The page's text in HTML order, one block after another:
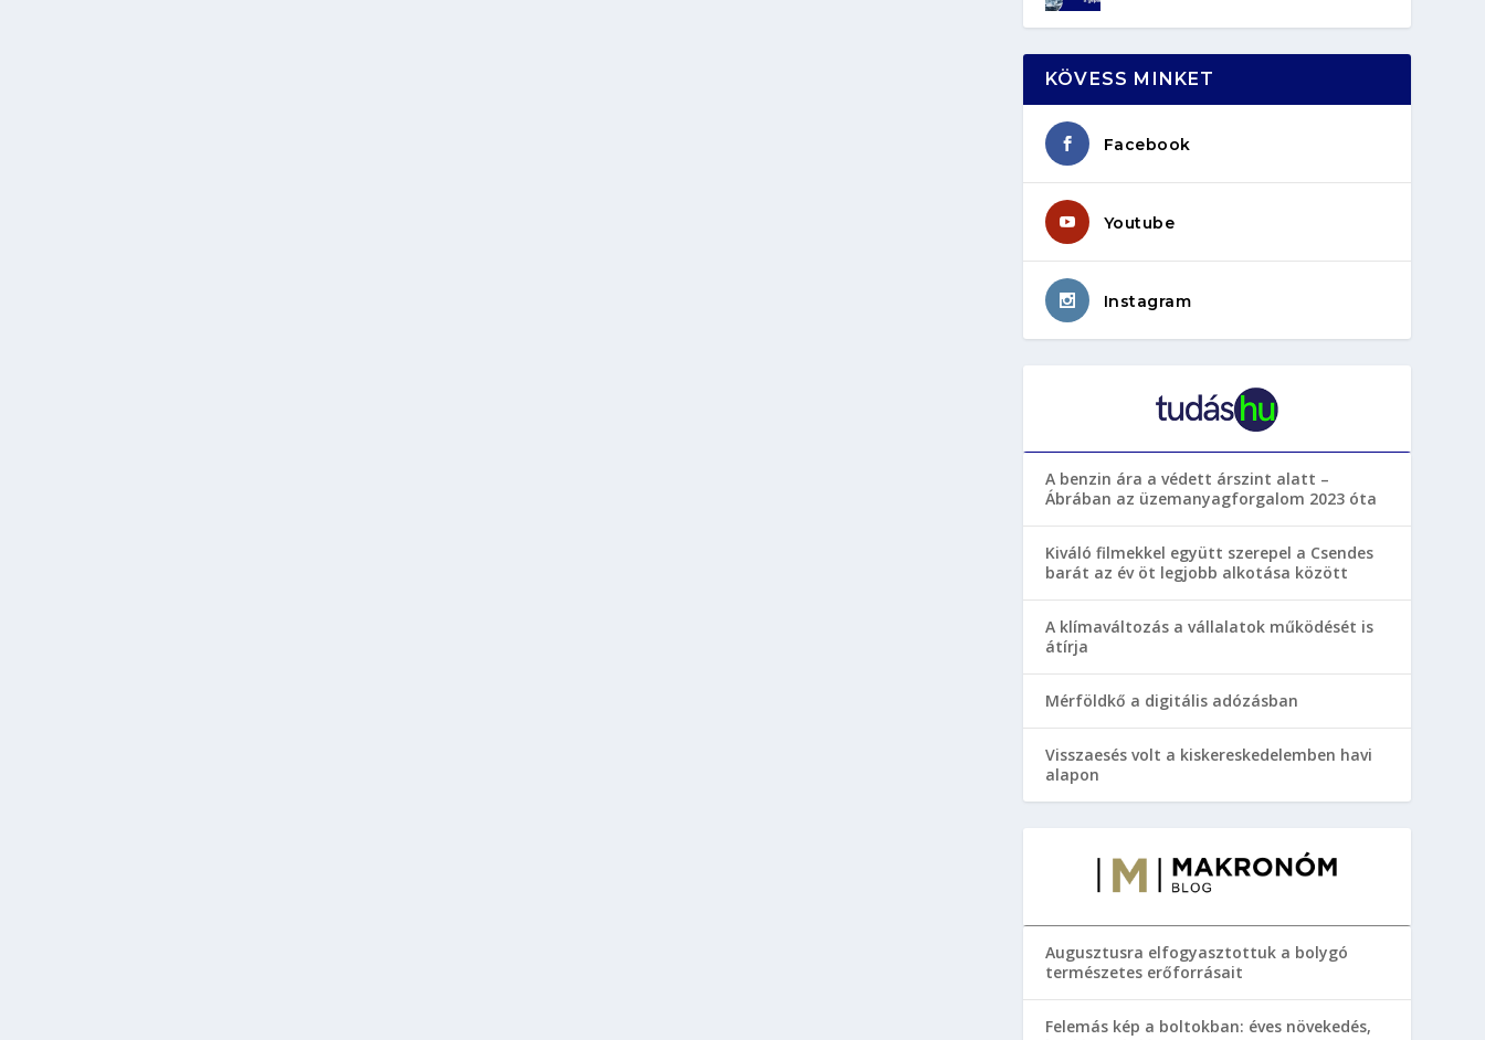
KÖVESS MINKET
Facebook
Youtube
Instagram
A benzin ára a védett árszint alatt –
Ábrában az üzemanyagforgalom 2023 óta
Kiváló filmekkel együtt szerepel a Csendes
barát az év öt legjobb alkotása között
A klímaváltozás a vállalatok működését is
átírja
Mérföldkő a digitális adózásban
Visszaesés volt a kiskereskedelemben havi
alapon
Augusztusra elfogyasztottuk a bolygó
természetes erőforrásait
Felemás kép a boltokban: éves növekedés,